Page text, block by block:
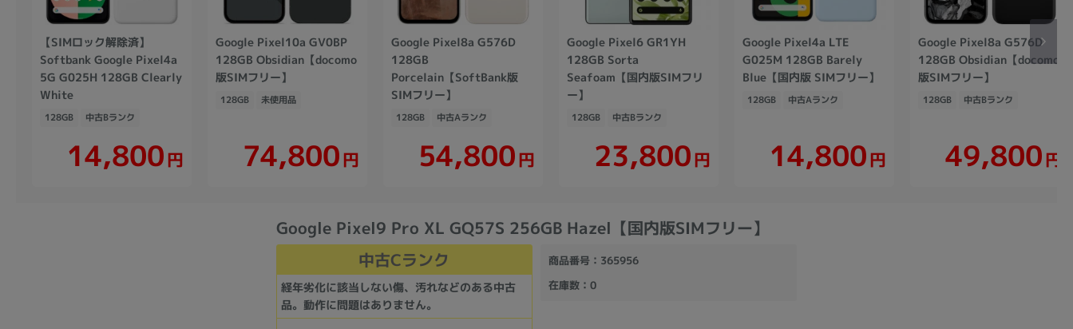
【SIMロック解除済】
Softbank Google Pixel4a
5G G025H 128GB Clearly
White
128GB 中古Bランク
14,800円
Google Pixel10a GV0BP
128GB Obsidian【docomo
版SIMフリー】
128GB 未使用品
74,800円
Google Pixel8a G576D
128GB
Porcelain【SoftBank版
SIMフリー】
128GB 中古Aランク
54,800円
Google Pixel6 GR1YH
128GB Sorta
Seafoam【国内版SIMフリ
ー】
128GB 中古Bランク
23,800円
Google Pixel4a LTE
G025M 128GB Barely
Blue【国内版 SIMフリー】
128GB 中古Aランク
14,800円
Google Pixel8a G576D
128GB Obsidian【docomo
版SIMフリー】
128GB 中古Bランク
49,800円
Google Pixel9 Pro XL GQ57S 256GB Hazel【国内版SIMフリー】
中古Cランク
経年劣化に該当しない傷、汚れなどのある中古
品。動作に問題はありません。
商品番号：365956
在庫数：0